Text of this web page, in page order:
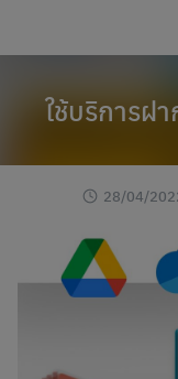
ใช้บริการฝ
28/04/